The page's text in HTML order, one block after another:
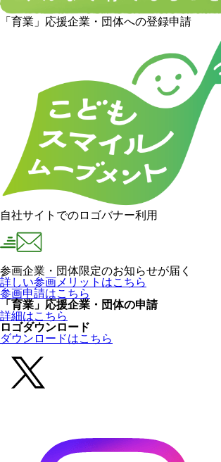
「育業」応援企業・団体への登録申請
自社サイトでのロゴバナー利用
参画企業・団体限定のお知らせが届く
詳しい参画メリットはこちら
参画申請はこちら
「育業」応援企業・団体の申請
詳細はこちら
ロゴダウンロード
ダウンロードはこちら